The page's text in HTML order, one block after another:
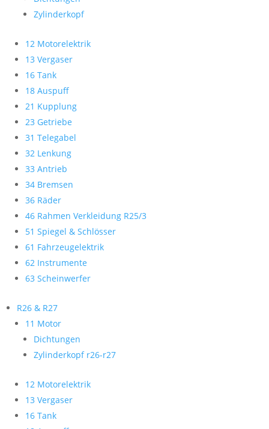
Zylinderkopf
12 Motorelektrik
13 Vergaser
16 Tank
18 Auspuff
21 Kupplung
23 Getriebe
31 Telegabel
32 Lenkung
33 Antrieb
34 Bremsen
36 Räder
46 Rahmen Verkleidung R25/3
51 Spiegel & Schlösser
61 Fahrzeugelektrik
62 Instrumente
63 Scheinwerfer
R26 & R27
11 Motor
Dichtungen
Zylinderkopf r26-r27
12 Motorelektrik
13 Vergaser
16 Tank